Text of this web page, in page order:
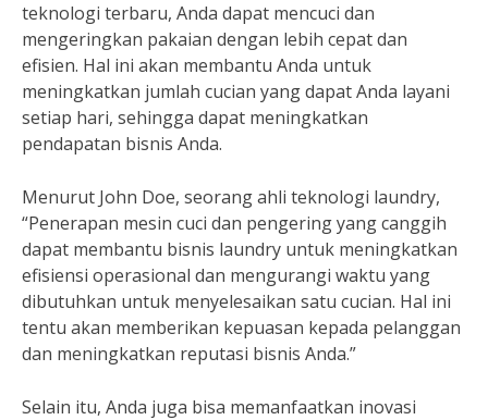
teknologi terbaru, Anda dapat mencuci dan
mengeringkan pakaian dengan lebih cepat dan
efisien. Hal ini akan membantu Anda untuk
meningkatkan jumlah cucian yang dapat Anda layani
setiap hari, sehingga dapat meningkatkan
pendapatan bisnis Anda.
Menurut John Doe, seorang ahli teknologi laundry,
“Penerapan mesin cuci dan pengering yang canggih
dapat membantu bisnis laundry untuk meningkatkan
efisiensi operasional dan mengurangi waktu yang
dibutuhkan untuk menyelesaikan satu cucian. Hal ini
tentu akan memberikan kepuasan kepada pelanggan
dan meningkatkan reputasi bisnis Anda.”
Selain itu, Anda juga bisa memanfaatkan inovasi